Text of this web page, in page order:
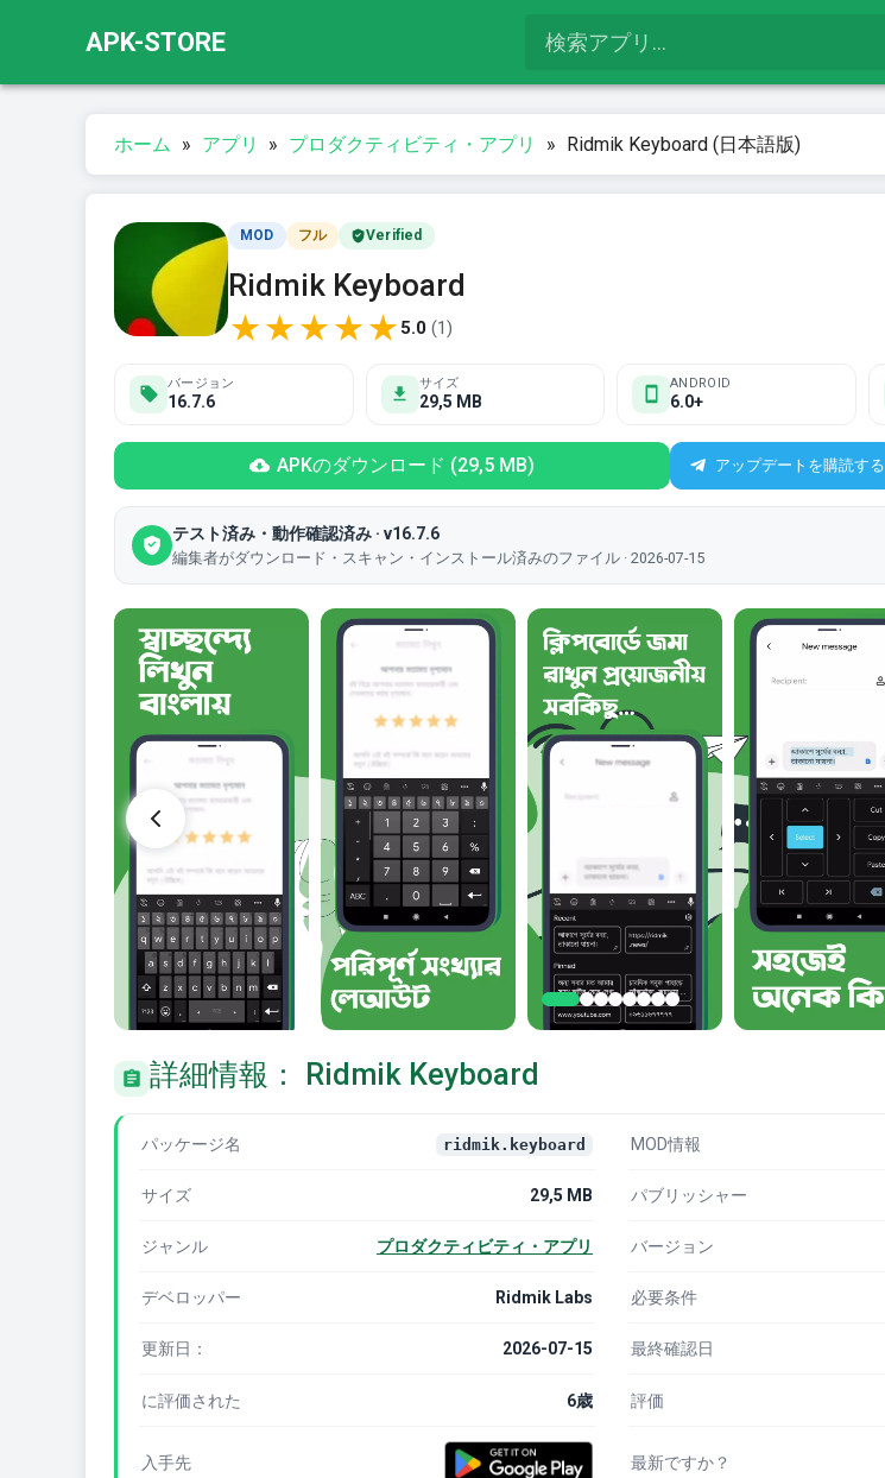
APK-STORE
ホーム » アプリ » プロダクティビティ・アプリ » Ridmik Keyboard (日本語版)
MOD フル Verified
Ridmik Keyboard
★★★★★ 5.0 (1)
バージョン
16.7.6
サイズ
29,5 MB
ANDROID
6.0+
APKのダウンロード (29,5 MB) アップデートを購読する
テスト済み・動作確認済み · v16.7.6
編集者がダウンロード・スキャン・インストール済みのファイル · 2026-07-15
詳細情報： Ridmik Keyboard
パッケージ名 ridmik.keyboard MOD情報
サイズ 29,5 MB パブリッシャー
ジャンル プロダクティビティ・アプリ バージョン
デベロッパー Ridmik Labs 必要条件
更新日： 2026-07-15 最終確認日
に評価された 6歳 評価
入手先 最新ですか？